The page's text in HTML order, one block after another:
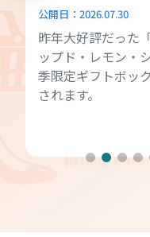
公開日： 2026.07.30
昨年大好評だった
ップド・レモン・
季限定ギフトボッ
されます。